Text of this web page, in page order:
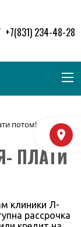
+7(831) 234-48-28
потом!
ПЛАТИ
клиники Л-
рассрочка